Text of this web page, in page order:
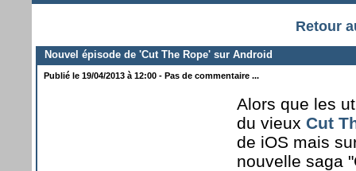
Retour
Nouvel épisode de 'Cut The Rope' sur Android
Publié le 19/04/2013 à 12:00 - Pas de commentaire ...
Alors que les
du vieux Cut
de iOS mais
nouvelle saga